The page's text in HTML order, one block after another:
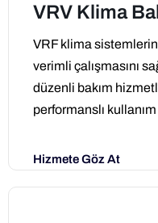
VRV Klima
VRF klima
verimli çalışmasını
düzenli bakım
performanslı
Hizmete Göz At